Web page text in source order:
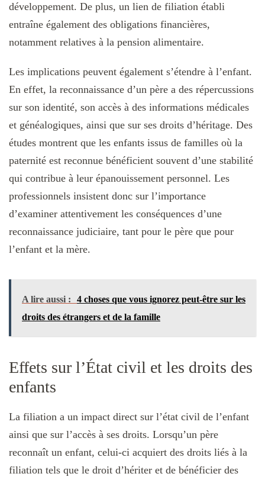
développement. De plus, un lien de filiation établi
entraîne également des obligations financières,
notamment relatives à la pension alimentaire.
Les implications peuvent également s’étendre à l’enfant.
En effet, la reconnaissance d’un père a des répercussions
sur son identité, son accès à des informations médicales
et généalogiques, ainsi que sur ses droits d’héritage. Des
études montrent que les enfants issus de familles où la
paternité est reconnue bénéficient souvent d’une stabilité
qui contribue à leur épanouissement personnel. Les
professionnels insistent donc sur l’importance
d’examiner attentivement les conséquences d’une
reconnaissance judiciaire, tant pour le père que pour
l’enfant et la mère.
A lire aussi :
4 choses que vous ignorez peut-être sur les
droits des étrangers et de la famille
Effets sur l’État civil et les droits des
enfants
La filiation a un impact direct sur l’état civil de l’enfant
ainsi que sur l’accès à ses droits. Lorsqu’un père
reconnaît un enfant, celui-ci acquiert des droits liés à la
filiation tels que le droit d’hériter et de bénéficier des